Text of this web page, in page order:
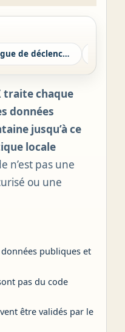
Catalogue de déclencheurs sans opération
traite chaque
données
jusqu’à ce
locale
n’est pas une
ou une
publiques et
pas du code
être validés par le